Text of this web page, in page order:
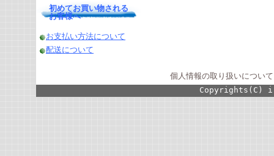
初めてお買い物される
お客様へ
お支払い方法について
配送について
個人情報の取り扱いについて
Copyrights(C)